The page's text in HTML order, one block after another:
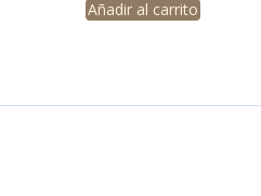
Añadir al carrito